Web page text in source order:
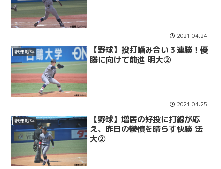
2021.04.24
野球戦評
【野球】投打噛み合い３連勝！優
勝に向けて前進 明大②
2021.04.25
野球戦評
【野球】増居の好投に打線が応
え、昨日の鬱憤を晴らす快勝 法
大②